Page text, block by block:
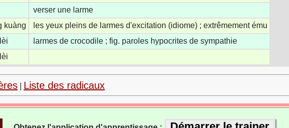
verser une larme
kuàng
les yeux pleins de larmes d'excitation (idiome) ; extrêmement ému
larmes de crocodile ; fig. paroles hypocrites de sympathie
Liste des radicaux